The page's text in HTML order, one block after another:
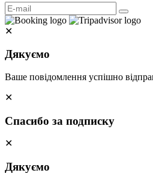
✕
Дякуємо
Ваше повідомлення успішно
✕
Спасибо за подписку
✕
Дякуємо